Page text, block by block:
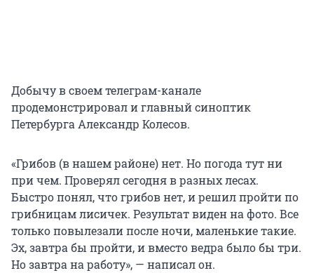
Добычу в своем телеграм-канале
продемонстрировал и главный синоптик
Петербурга Александр Колесов.
«Грибов (в нашем районе) нет. Но погода тут ни
при чем. Проверял сегодня в разных лесах.
Быстро понял, что грибов нет, и решил пройти по
грибницам лисичек. Результат виден на фото. Все
только повылезали после ночи, маленькие такие.
Эх, завтра бы пройти, и вместо ведра было бы три.
Но завтра на работу», — написал он.